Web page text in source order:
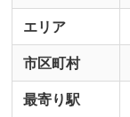
エリア
市区町村
最寄り駅